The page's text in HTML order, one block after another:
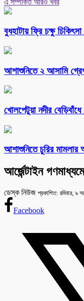
এ সম্পর্কিত আরও খবর
বুধহাটায় ফ্রি চক্ষু
আশাশুনিতে ২ আসামি
খোলপেটুয়া নদীর
আশাশুনিতে চুরির মামলার
আর্জেন্টাইন
ডেস্ক নিউজ প্রকাশিত: রবিবার, ৯
Facebook